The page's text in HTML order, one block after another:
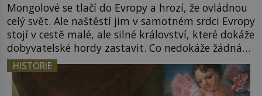
Mongolové se tlačí do Evropy a hrozí, že ovládnou
celý svět. Ale naštěstí jim v samotném srdci Evropy
stojí v cestě malé, ale silné království, které dokáže
dobyvatelské hordy zastavit. Co nedokáže žádná
z asijských říší, co nedokážou Němci – to dokáže
český král. Nebo že by ne? Mongolové od roku 1223
postupují podél Kaspického a Azovského moře, […]
HISTORIE